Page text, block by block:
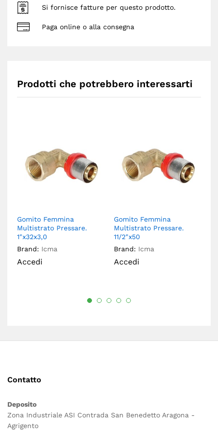
Si fornisce fatture per questo prodotto.
Paga online o alla consegna
Prodotti che potrebbero interessarti
Gomito Femmina
Multistrato Pressare.
1″x32x3,0
Brand: Icma
Accedi
Gomito Femmina
Multistrato Pressare.
11/2″x50
Brand: Icma
Accedi
Contatto
Deposito
Zona Industriale ASI Contrada San Benedetto Aragona -
Agrigento